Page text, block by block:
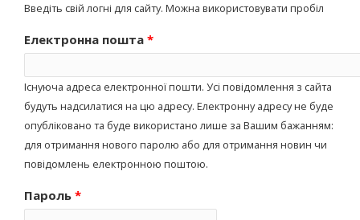
Введіть свій логні для сайту. Можна використовувати пробіл
Електронна пошта *
Існуюча адреса електронної пошти. Усі повідомлення з сайта
будуть надсилатися на цю адресу. Електронну адресу не буде
опубліковано та буде використано лише за Вашим бажанням:
для отримання нового паролю або для отримання новин чи
повідомлень електронною поштою.
Пароль *